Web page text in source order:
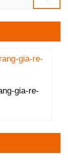
gia-re-